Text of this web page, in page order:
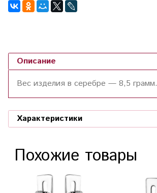
Описание
Вес изделия в серебре — 8,5 грамм.
Характеристики
Похожие товары